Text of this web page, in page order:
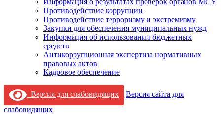
Противодействие коррупции
Противодействие терроризму и экстремизму
Закупки для обеспечения муниципальных нужд
Информация об использовании бюджетных
средств
Антикоррупционная экспертиза нормативных
правовых актов
Кадровое обеспечение
Версия для слабовидящих
Версия сайта для
слабовидящих